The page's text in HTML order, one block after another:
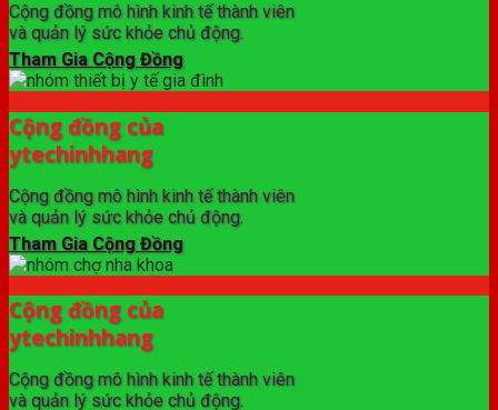
Cộng đồng mô hình kinh tế thành viên
và quản lý sức khỏe chủ động.
Tham Gia Cộng Đồng
Cộng đồng của
ytechinhhang
Cộng đồng mô hình kinh tế thành viên
và quản lý sức khỏe chủ động.
Tham Gia Cộng Đồng
Cộng đồng của
ytechinhhang
Cộng đồng mô hình kinh tế thành viên
và quản lý sức khỏe chủ động.